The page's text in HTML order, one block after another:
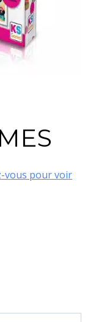
vous pour voir